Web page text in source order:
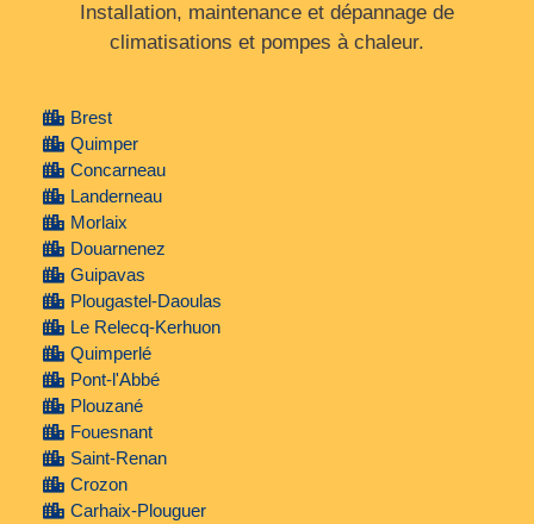
Installation, maintenance et dépannage de
climatisations et pompes à chaleur.
Brest
Quimper
Concarneau
Landerneau
Morlaix
Douarnenez
Guipavas
Plougastel-Daoulas
Le Relecq-Kerhuon
Quimperlé
Pont-l'Abbé
Plouzané
Fouesnant
Saint-Renan
Crozon
Carhaix-Plouguer